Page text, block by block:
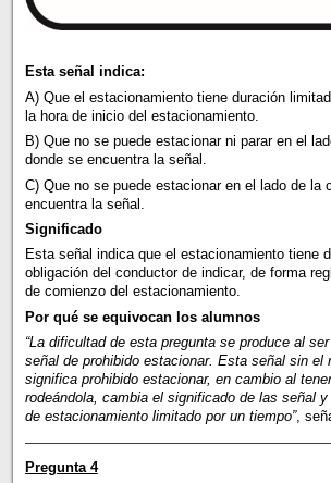
Esta señal indica:
A) Que el estacionamiento tiene duración
la hora de inicio del estacionamiento.
B) Que no se puede estacionar ni parar en el
donde se encuentra la señal.
C) Que no se puede estacionar en el lado de la
encuentra la señal.
Significado
Esta señal indica que el estacionamiento tiene
obligación del conductor de indicar, de forma
de comienzo del estacionamiento.
Por qué se equivocan los alumnos
“La dificultad de esta pregunta se produce al
señal de prohibido estacionar. Esta señal sin el
significa prohibido estacionar, en cambio al
rodeándola, cambia el significado de las señal
de estacionamiento limitado por un tiempo”,
Pregunta 4